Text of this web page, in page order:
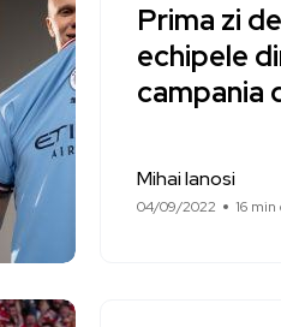
Prima zi
echipele
campania
Mihai Ianosi
04/09/2022 16